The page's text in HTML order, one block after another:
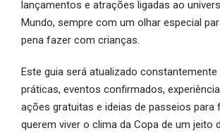
lançamentos e atrações ligadas ao
Mundo, sempre com um olhar especial
pena fazer com crianças.
Este guia será atualizado
práticas, eventos confirmados,
ações gratuitas e ideias de passeios para
querem viver o clima da Copa de um jeito